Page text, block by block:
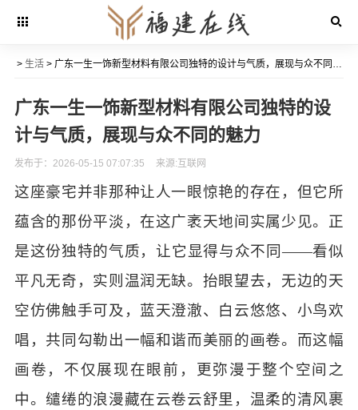
> 生活> 广东一生一饰新型材料有限公司独特的设计与气质，展现与众不同的魅力
广东一生一饰新型材料有限公司独特的设
计与气质，展现与众不同的魅力
发布于：2026-05-15 07:07:35 来源:互联网
这座豪宅并非那种让人一眼惊艳的存在，但它所
蕴含的那份平淡，在这广袤天地间实属少见。正
是这份独特的气质，让它显得与众不同——看似
平凡无奇，实则温润无缺。抬眼望去，无边的天
空仿佛触手可及，蓝天澄澈、白云悠悠、小鸟欢
唱，共同勾勒出一幅和谐而美丽的画卷。而这幅
画卷，不仅展现在眼前，更弥漫于整个空间之
中。缱绻的浪漫藏在云卷云舒里，温柔的清风裹